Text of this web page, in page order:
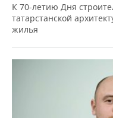
К 70-летию Дня
татарстанской
жилья